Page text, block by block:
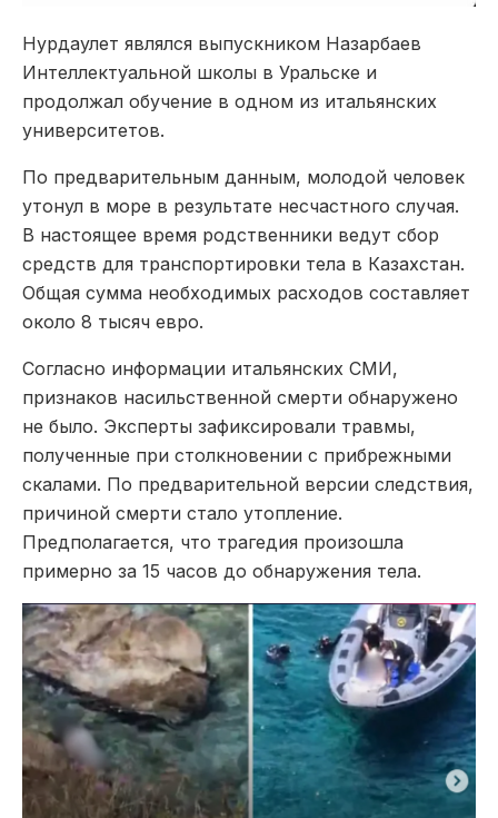
Нурдаулет являлся выпускником Назарбаев
Интеллектуальной школы в Уральске и
продолжал обучение в одном из итальянских
университетов.
По предварительным данным, молодой человек
утонул в море в результате несчастного случая.
В настоящее время родственники ведут сбор
средств для транспортировки тела в Казахстан.
Общая сумма необходимых расходов составляет
около 8 тысяч евро.
Согласно информации итальянских СМИ,
признаков насильственной смерти обнаружено
не было. Эксперты зафиксировали травмы,
полученные при столкновении с прибрежными
скалами. По предварительной версии следствия,
причиной смерти стало утопление.
Предполагается, что трагедия произошла
примерно за 15 часов до обнаружения тела.